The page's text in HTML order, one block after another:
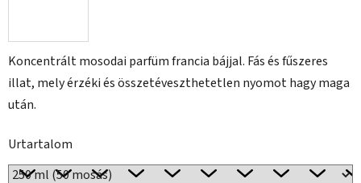
Koncentrált mosodai parfüm francia bájjal. Fás és fűszeres
illat, mely érzéki és összetéveszthetetlen nyomot hagy maga
után.
Urtartalom